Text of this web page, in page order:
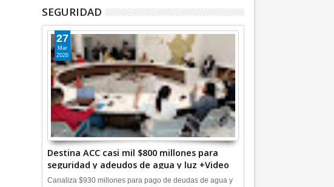
SEGURIDAD
Destina ACC casi mil $800 millones para
seguridad y adeudos de agua y luz +Video
27
Mar
2026
Canaliza $930 millones para pago de deudas de agua y